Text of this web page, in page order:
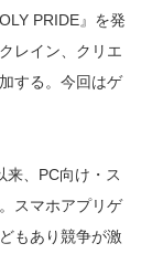
PRIDE』を発
レイン、クリエ
する。今回はゲ
、PC向け・ス
スマホアプリゲ
もあり競争が激